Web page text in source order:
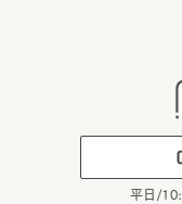
平日/